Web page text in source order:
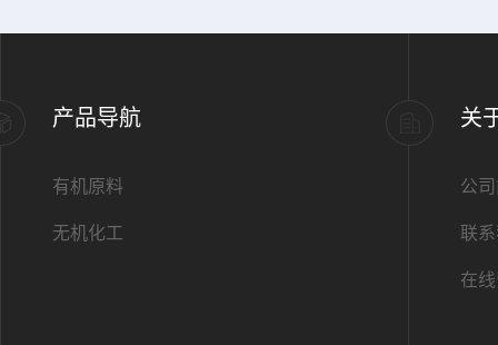
产品导航
有机原料
无机化工
关
公
联
在